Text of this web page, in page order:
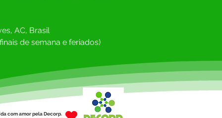
AC, Brasil
de semana e feriados)
com amor pela Decorp.